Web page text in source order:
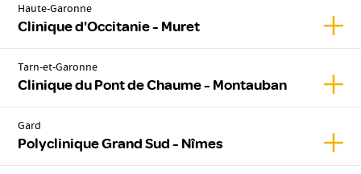
Haute-Garonne
Clinique d'Occitanie - Muret
Tarn-et-Garonne
Clinique du Pont de Chaume - Montauban
Gard
Polyclinique Grand Sud - Nîmes